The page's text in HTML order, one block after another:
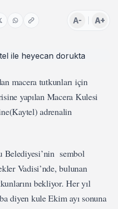
A- A+
macera tutkunları için
yapılan Macera Kulesi
adrenalin
Belediyesi’nin sembol
Vadisi’nde, bulunan
bekliyor. Her yıl
diyen kule Ekim ayı sonuna